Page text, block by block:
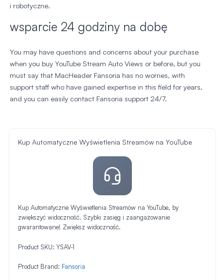
i robotyczne.
wsparcie 24 godziny na dobę
You may have questions and concerns about your purchase
when you buy YouTube Stream Auto Views or before, but you
must say that MacHeader Fansoria has no worries, with
support staff who have gained expertise in this field for years,
and you can easily contact Fansoria support 24/7.
Kup Automatyczne Wyświetlenia Streamów na YouTube
Kup Automatyczne Wyświetlenia Streamów na YouTube, by
zwiększyć widoczność. Szybki zasięg i zaangażowanie
gwarantowane! Zwiększ widoczność.
Product SKU: YSAV-1
Product Brand: Fansoria